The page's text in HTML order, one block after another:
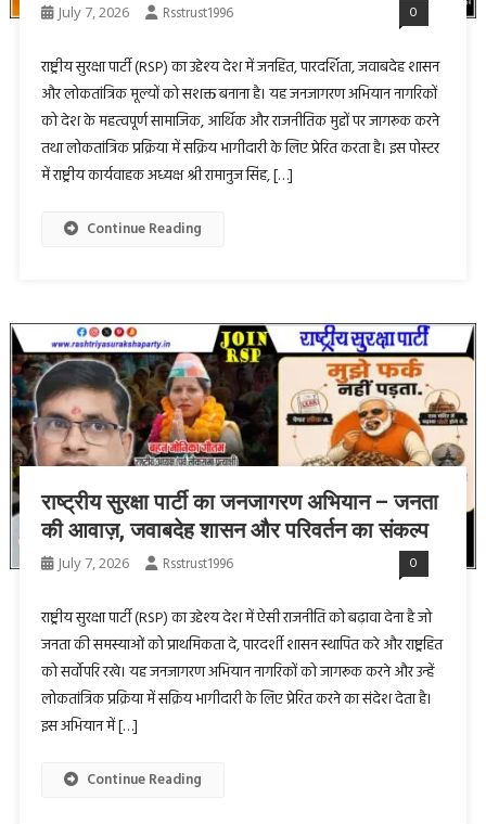
July 7, 2026 Rsstrust1996 0
राष्ट्रीय सुरक्षा पार्टी (RSP) का उद्देश्य देश में जनहित, पारदर्शिता, जवाबदेह शासन
और लोकतांत्रिक मूल्यों को सशक्त बनाना है। यह जनजागरण अभियान नागरिकों
को देश के महत्वपूर्ण सामाजिक, आर्थिक और राजनीतिक मुद्दों पर जागरूक करने
तथा लोकतांत्रिक प्रक्रिया में सक्रिय भागीदारी के लिए प्रेरित करता है। इस पोस्टर
में राष्ट्रीय कार्यवाहक अध्यक्ष श्री रामानुज सिंह, […]
Continue Reading
राष्ट्रीय सुरक्षा पार्टी का जनजागरण अभियान – जनता
की आवाज़, जवाबदेह शासन और परिवर्तन का संकल्प
July 7, 2026 Rsstrust1996 0
राष्ट्रीय सुरक्षा पार्टी (RSP) का उद्देश्य देश में ऐसी राजनीति को बढ़ावा देना है जो
जनता की समस्याओं को प्राथमिकता दे, पारदर्शी शासन स्थापित करे और राष्ट्रहित
को सर्वोपरि रखे। यह जनजागरण अभियान नागरिकों को जागरूक करने और उन्हें
लोकतांत्रिक प्रक्रिया में सक्रिय भागीदारी के लिए प्रेरित करने का संदेश देता है।
इस अभियान में […]
Continue Reading